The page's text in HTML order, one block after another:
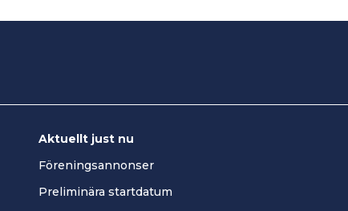
Aktuellt just nu
Föreningsannonser
Preliminära startdatum